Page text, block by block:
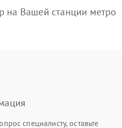
на Вашей станции метро
специалисту, оставьте